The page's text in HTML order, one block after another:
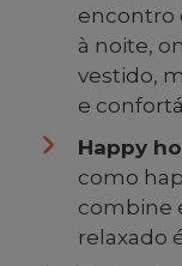
encontro
à noite,
vestido,
e
Happy
como
combine
relaxado